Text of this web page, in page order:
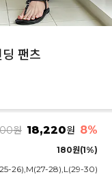
팬츠
원 18,220원 8%
180원(1%)
26),M(27-28),L(29-30)